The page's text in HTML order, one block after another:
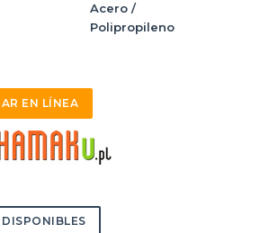
Acero /
Polipropileno
EN LÍNEA